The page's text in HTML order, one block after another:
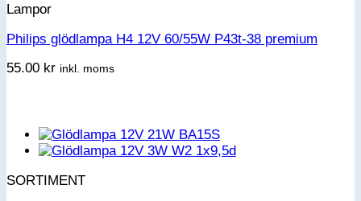
Lampor
Philips glödlampa H4 12V 60/55W P43t-38 premium
55.00 kr inkl. moms
SORTIMENT